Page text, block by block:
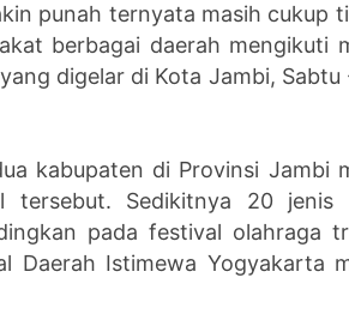
punah ternyata masih cukup
berbagai daerah mengikuti
digelar di Kota Jambi, Sabtu
kabupaten di Provinsi Jambi
tersebut. Sedikitnya 20 jenis
pada festival olahraga
Daerah Istimewa Yogyakarta